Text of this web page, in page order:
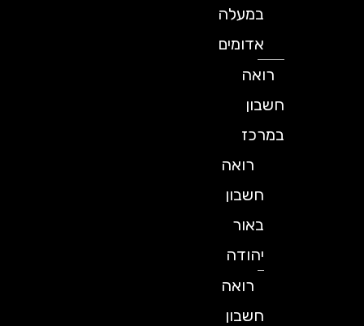
במעלה
אדומים
רואה
חשבון
במרכז
רואה
חשבון
באור
יהודה
רואה
חשבון